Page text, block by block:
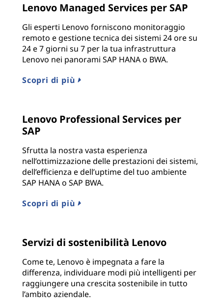
Lenovo Managed Services per SAP
Gli esperti Lenovo forniscono monitoraggio
remoto e gestione tecnica dei sistemi 24 ore su
24 e 7 giorni su 7 per la tua infrastruttura
Lenovo nei panorami SAP HANA o BWA.
Scopri di più
Lenovo Professional Services per
SAP
Sfrutta la nostra vasta esperienza
nell’ottimizzazione delle prestazioni dei sistemi,
dell’efficienza e dell’uptime del tuo ambiente
SAP HANA o SAP BWA.
Scopri di più
Servizi di sostenibilità Lenovo
Come te, Lenovo è impegnata a fare la
differenza, individuare modi più intelligenti per
raggiungere una crescita sostenibile in tutto
l’ambito aziendale.